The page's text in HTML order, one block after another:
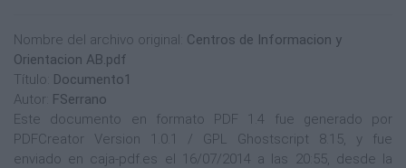
Nombre del archivo original: Centros de Informacion y
Orientacion AB.pdf
Título: Documento1
Autor: FSerrano
Este documento en formato PDF 1.4 fue generado por
PDFCreator Version 1.0.1 / GPL Ghostscript 8.15, y fue
enviado en caja-pdf.es el 16/07/2014 a las 20:55, desde la